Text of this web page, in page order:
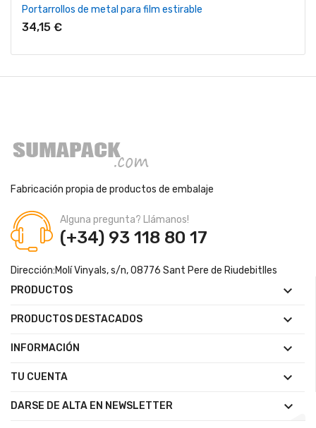
Portarrollos de metal para film estirable
34,15 €
Fabricación propia de productos de embalaje
Alguna pregunta? Llámanos!
(+34) 93 118 80 17
Dirección:Molí Vinyals, s/n, 08776 Sant Pere de Riudebitlles
PRODUCTOS

PRODUCTOS DESTACADOS 
INFORMACIÓN 
TU CUENTA 
DARSE DE ALTA EN NEWSLETTER 